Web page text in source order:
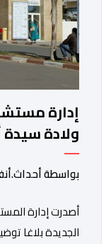
إدارة
ولادة
فتح تحقيق
بواسطة
أصدرت إدارة
الجديدة بلاغا